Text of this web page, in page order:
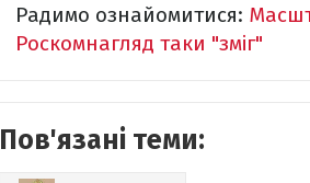
Радимо ознайомитися:
Роскомнагляд таки "зміг"
Пов'язані теми: